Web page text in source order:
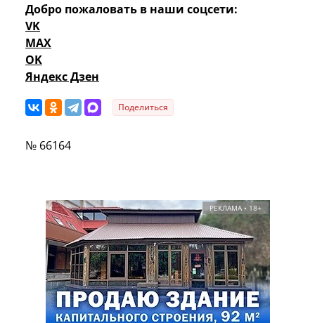
Добро пожаловать в наши соцсети:
VK
MAX
OK
Яндекс Дзен
Поделиться
№ 66164
РЕКЛАМА • 18+